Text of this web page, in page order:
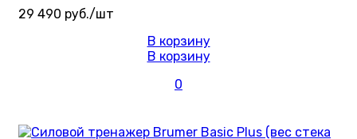
29 490 руб./шт
В корзину
В корзину
0